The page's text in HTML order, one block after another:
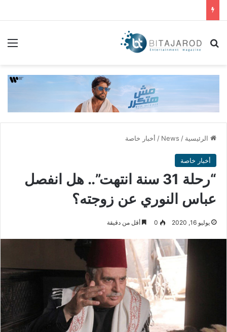
بحث عن
الرئيسية /
News
/ أخبار خاصة
أخبار خاصة
“رحلة 31 سنة انتهت”.. هل انفصل
عباس النوري عن زوجته؟
يوليو 16, 2020 0 أقل من دقيقة